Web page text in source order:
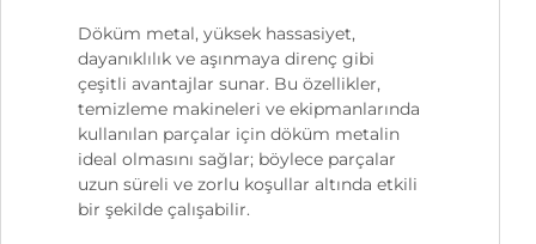
Döküm metal, yüksek hassasiyet,
dayanıklılık ve aşınmaya direnç gibi
çeşitli avantajlar sunar. Bu özellikler,
temizleme makineleri ve ekipmanlarında
kullanılan parçalar için döküm metalin
ideal olmasını sağlar; böylece parçalar
uzun süreli ve zorlu koşullar altında etkili
bir şekilde çalışabilir.